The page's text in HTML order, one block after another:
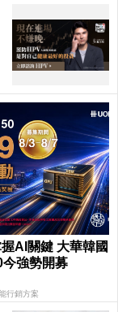
AI關鍵 大華韓國
今強勢開募
行銷方案